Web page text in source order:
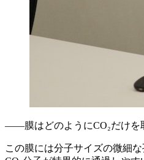
——膜はどのようにCO₂だけを
この膜には分子サイズの微細